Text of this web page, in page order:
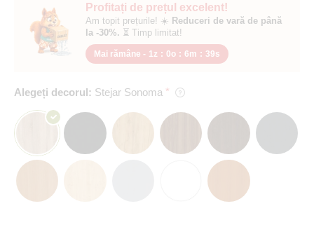
Profitați de prețul excelent!
Am topit prețurile! ☀️ Reduceri de vară de până
la -30%. ⏳ Timp limitat!
Mai rămâne - 1z : 0o : 6m : 39s
Alegeți decorul: Stejar Sonoma